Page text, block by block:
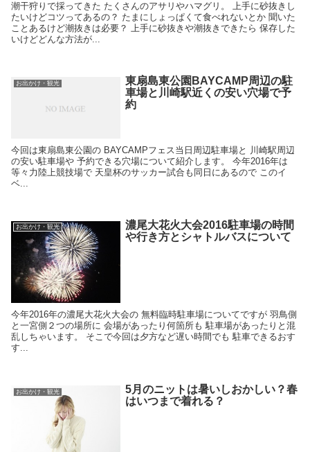
潮干狩りで採ってきた たくさんのアサリやハマグリ。 上手に砂抜きし
たいけどコツってあるの？ たまにしょっぱくて食べれないとか 聞いた
ことあるけど潮抜きは必要？ 上手に砂抜きや潮抜きできたら 保存した
いけどどんな方法が...
お出かけ・観光
東扇島東公園BAYCAMP周辺の駐
車場と川崎駅近くの安い穴場で予
約
今回は東扇島東公園の BAYCAMPフェス当日周辺駐車場と 川崎駅周辺
の安い駐車場や 予約できる穴場について紹介します。 今年2016年は
等々力陸上競技場で 天皇杯のサッカー試合も同日にあるので このイ
ベ...
お出かけ・観光
濃尾大花火大会2016駐車場の時間
や行き方とシャトルバスについて
今年2016年の濃尾大花火大会の 無料臨時駐車場についてですが 羽鳥側
と一宮側２つの場所に 会場があったり何箇所も 駐車場があったりと混
乱しちゃいます。 そこで今回は夕方など遅い時間でも 駐車できるおす
す...
お出かけ・観光
5月のニットは暑いしおかしい？春
はいつまで着れる？